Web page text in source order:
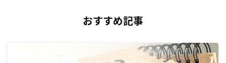
おすすめ記事